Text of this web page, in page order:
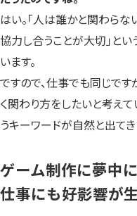
はい。「人は誰かと関わらな
協力し合うことが大切」と
います。
ですので、仕事でも同じで
く関わり方をしたいと考え
うキーワードが自然と出て
ゲーム制作に夢中
仕事にも好影響が